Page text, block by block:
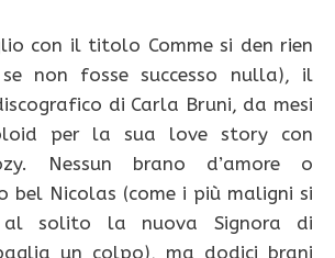
con il titolo Comme si den rien
se non fosse successo nulla), il
di Carla Bruni, da mesi
per la sua love story con
Nessun brano d’amore o
bel Nicolas (come i più maligni si
al solito la nuova Signora di
un colpo), ma dodici brani